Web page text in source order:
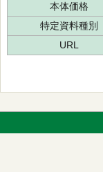
本体価格
特定資料種別
URL